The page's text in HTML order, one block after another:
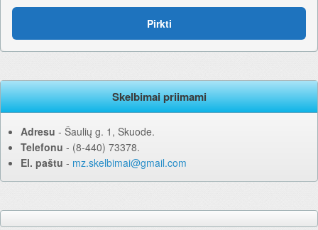
Pirkti
Skelbimai priimami
Adresu ‐ Šaulių g. 1, Skuode.
Telefonu ‐ (8-440) 73378.
El. paštu ‐ mz.skelbimai@gmail.com